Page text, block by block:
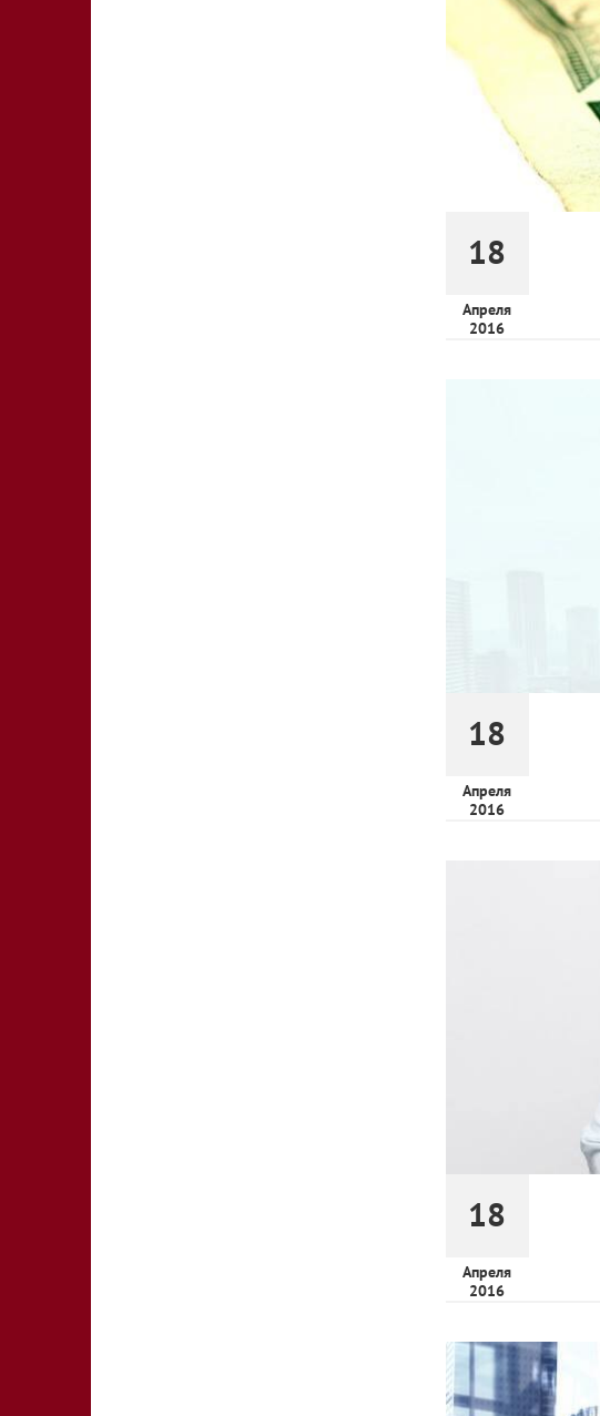
18
Апреля
2016
18
Апреля
2016
18
Апреля
2016